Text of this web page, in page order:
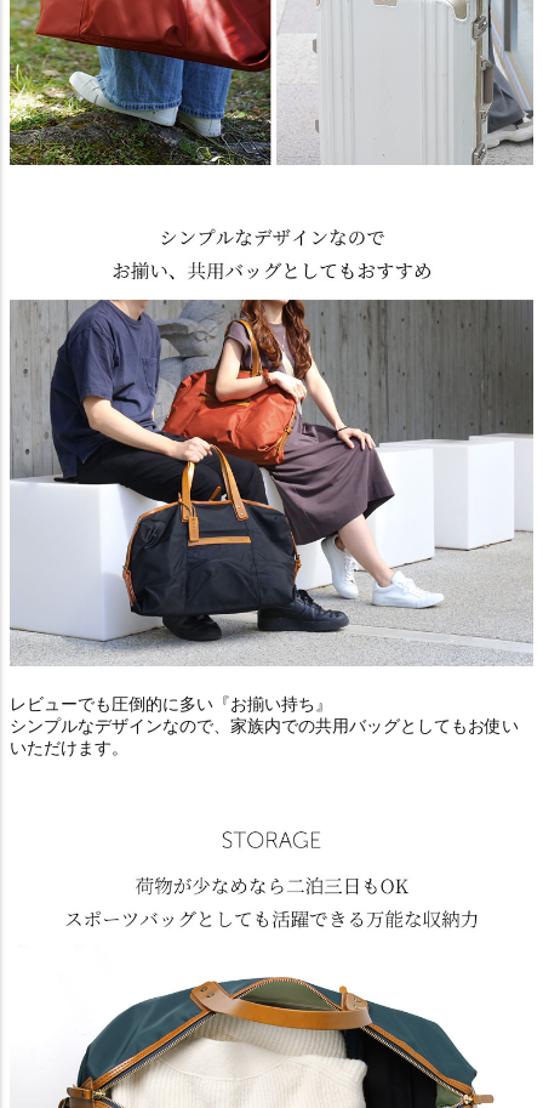
レビューでも圧倒的に多い『お揃い持ち』
シンプルなデザインなので、家族内での共用バッグとしてもお使い
いただけます。